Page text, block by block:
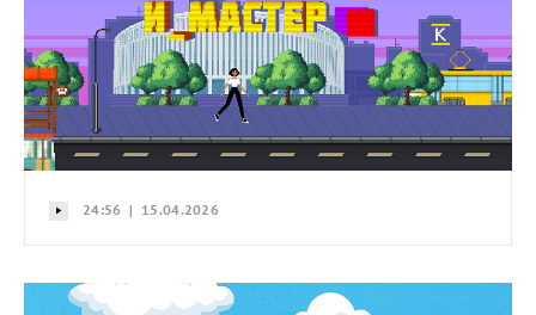
24:56 | 15.04.2026